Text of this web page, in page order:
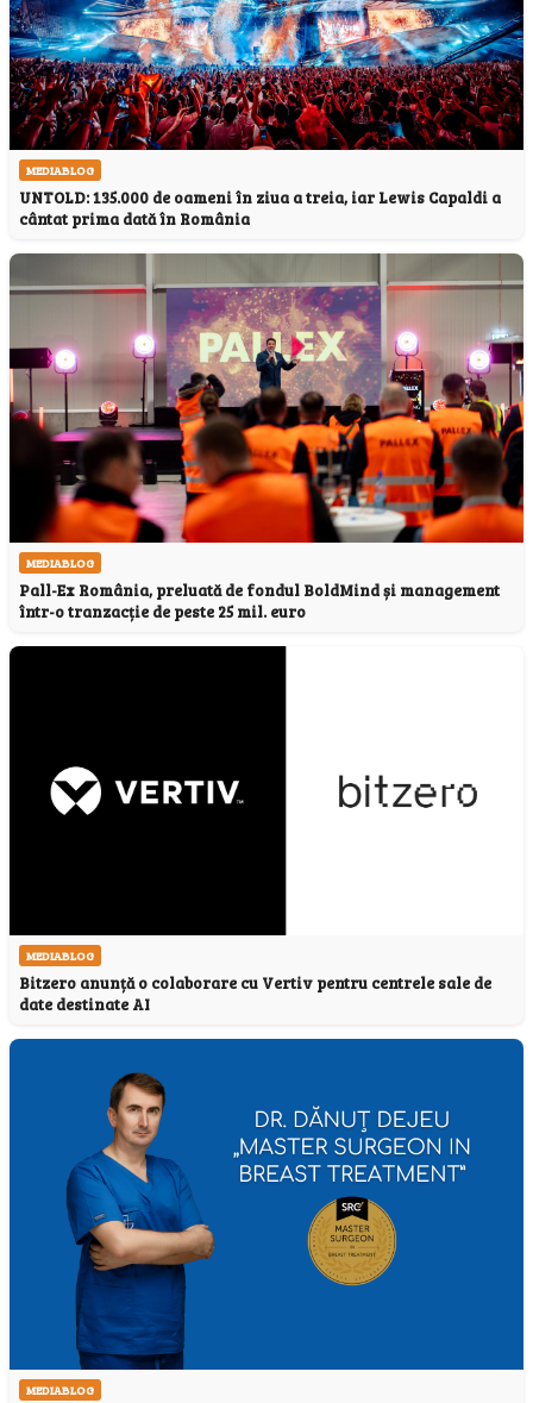
MEDIABLOG
UNTOLD: 135.000 de oameni în ziua a treia, iar Lewis Capaldi a
cântat prima dată în România
MEDIABLOG
Pall-Ex România, preluată de fondul BoldMind și management
într-o tranzacție de peste 25 mil. euro
MEDIABLOG
Bitzero anunță o colaborare cu Vertiv pentru centrele sale de
date destinate AI
MEDIABLOG